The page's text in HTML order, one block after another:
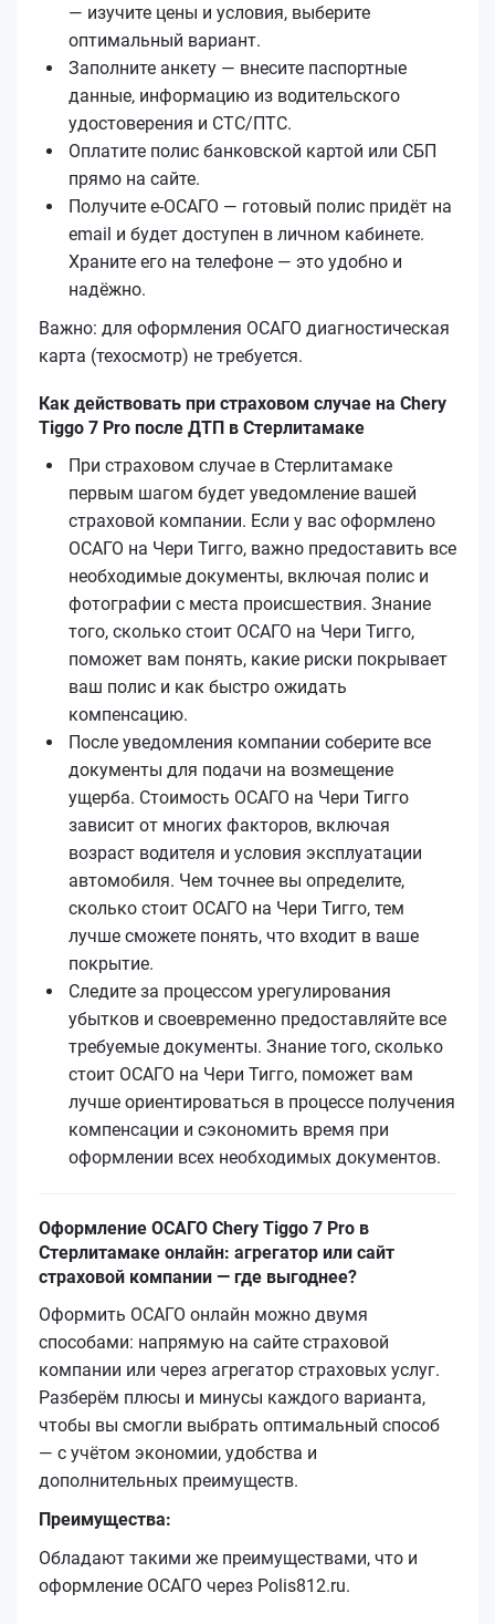
— изучите цены и условия, выберите
оптимальный вариант.
Заполните анкету — внесите паспортные
данные, информацию из водительского
удостоверения и СТС/ПТС.
Оплатите полис банковской картой или СБП
прямо на сайте.
Получите е‑ОСАГО — готовый полис придёт на
email и будет доступен в личном кабинете.
Храните его на телефоне — это удобно и
надёжно.
Важно: для оформления ОСАГО диагностическая
карта (техосмотр) не требуется.
Как действовать при страховом случае на Chery
Tiggo 7 Pro после ДТП в Стерлитамаке
При страховом случае в Стерлитамаке
первым шагом будет уведомление вашей
страховой компании. Если у вас оформлено
ОСАГО на Чери Тигго, важно предоставить все
необходимые документы, включая полис и
фотографии с места происшествия. Знание
того, сколько стоит ОСАГО на Чери Тигго,
поможет вам понять, какие риски покрывает
ваш полис и как быстро ожидать
компенсацию.
После уведомления компании соберите все
документы для подачи на возмещение
ущерба. Стоимость ОСАГО на Чери Тигго
зависит от многих факторов, включая
возраст водителя и условия эксплуатации
автомобиля. Чем точнее вы определите,
сколько стоит ОСАГО на Чери Тигго, тем
лучше сможете понять, что входит в ваше
покрытие.
Следите за процессом урегулирования
убытков и своевременно предоставляйте все
требуемые документы. Знание того, сколько
стоит ОСАГО на Чери Тигго, поможет вам
лучше ориентироваться в процессе получения
компенсации и сэкономить время при
оформлении всех необходимых документов.
Оформление ОСАГО Chery Tiggo 7 Pro в
Стерлитамаке онлайн: агрегатор или сайт
страховой компании — где выгоднее?
Оформить ОСАГО онлайн можно двумя
способами: напрямую на сайте страховой
компании или через агрегатор страховых услуг.
Разберём плюсы и минусы каждого варианта,
чтобы вы смогли выбрать оптимальный способ
— с учётом экономии, удобства и
дополнительных преимуществ.
Преимущества:
Обладают такими же преимуществами, что и
оформление ОСАГО через Polis812.ru.